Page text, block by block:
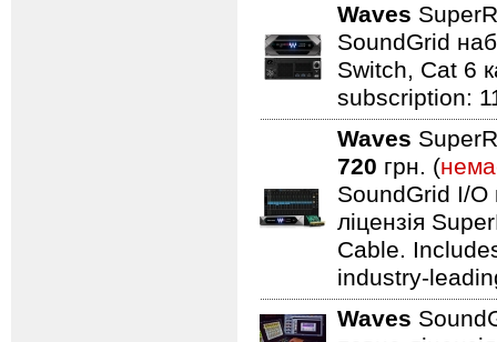
Waves
SoundGrid
Switch, Cat 6
subscription:
Waves
720 грн. (
SoundGrid I/O
ліцензія
Cable.
industry-
Waves